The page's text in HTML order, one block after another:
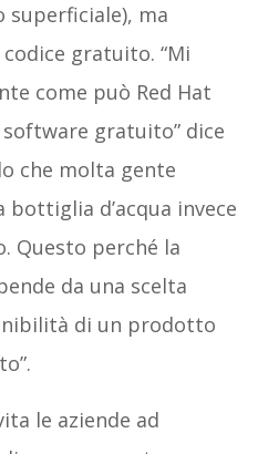
superficiale), ma
gratuito. “Mi
come può Red Hat
gratuito” dice
che molta gente
d’acqua invece
Questo perché la
da una scelta
di un prodotto
le aziende ad